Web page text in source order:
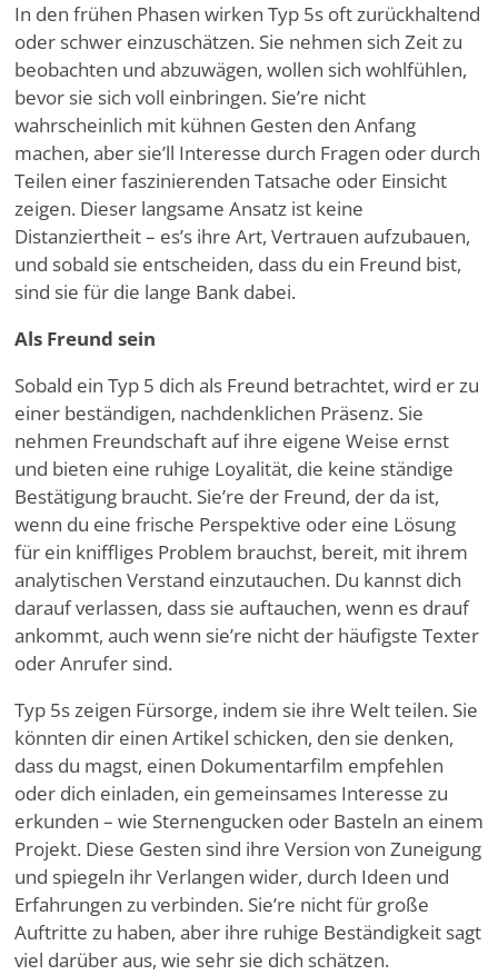
In den frühen Phasen wirken Typ 5s oft zurückhaltend
oder schwer einzuschätzen. Sie nehmen sich Zeit zu
beobachten und abzuwägen, wollen sich wohlfühlen,
bevor sie sich voll einbringen. Sie’re nicht
wahrscheinlich mit kühnen Gesten den Anfang
machen, aber sie’ll Interesse durch Fragen oder durch
Teilen einer faszinierenden Tatsache oder Einsicht
zeigen. Dieser langsame Ansatz ist keine
Distanziertheit – es’s ihre Art, Vertrauen aufzubauen,
und sobald sie entscheiden, dass du ein Freund bist,
sind sie für die lange Bank dabei.
Als Freund sein
Sobald ein Typ 5 dich als Freund betrachtet, wird er zu
einer beständigen, nachdenklichen Präsenz. Sie
nehmen Freundschaft auf ihre eigene Weise ernst
und bieten eine ruhige Loyalität, die keine ständige
Bestätigung braucht. Sie’re der Freund, der da ist,
wenn du eine frische Perspektive oder eine Lösung
für ein kniffliges Problem brauchst, bereit, mit ihrem
analytischen Verstand einzutauchen. Du kannst dich
darauf verlassen, dass sie auftauchen, wenn es drauf
ankommt, auch wenn sie’re nicht der häufigste Texter
oder Anrufer sind.
Typ 5s zeigen Fürsorge, indem sie ihre Welt teilen. Sie
könnten dir einen Artikel schicken, den sie denken,
dass du magst, einen Dokumentarfilm empfehlen
oder dich einladen, ein gemeinsames Interesse zu
erkunden – wie Sternengucken oder Basteln an einem
Projekt. Diese Gesten sind ihre Version von Zuneigung
und spiegeln ihr Verlangen wider, durch Ideen und
Erfahrungen zu verbinden. Sie’re nicht für große
Auftritte zu haben, aber ihre ruhige Beständigkeit sagt
viel darüber aus, wie sehr sie dich schätzen.